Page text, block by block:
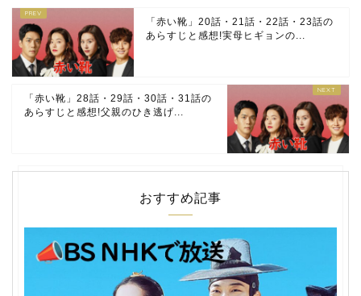
「赤い靴」20話・21話・22話・23話の
あらすじと感想!実母ヒギョンの...
「赤い靴」28話・29話・30話・31話の
あらすじと感想!父親のひき逃げ...
おすすめ記事